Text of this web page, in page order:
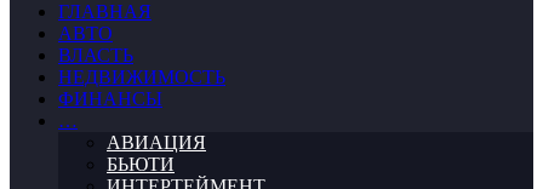
ГЛАВНАЯ
АВТО
ВЛАСТЬ
НЕДВИЖИМОСТЬ
ФИНАНСЫ
…
АВИАЦИЯ
БЬЮТИ